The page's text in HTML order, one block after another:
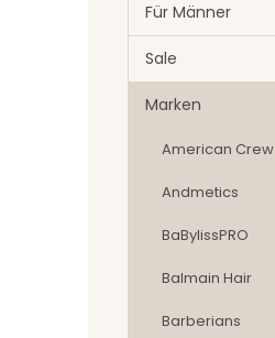
Für Männer
Sale
Marken
American Crew
Andmetics
BaBylissPRO
Balmain Hair
Barberians